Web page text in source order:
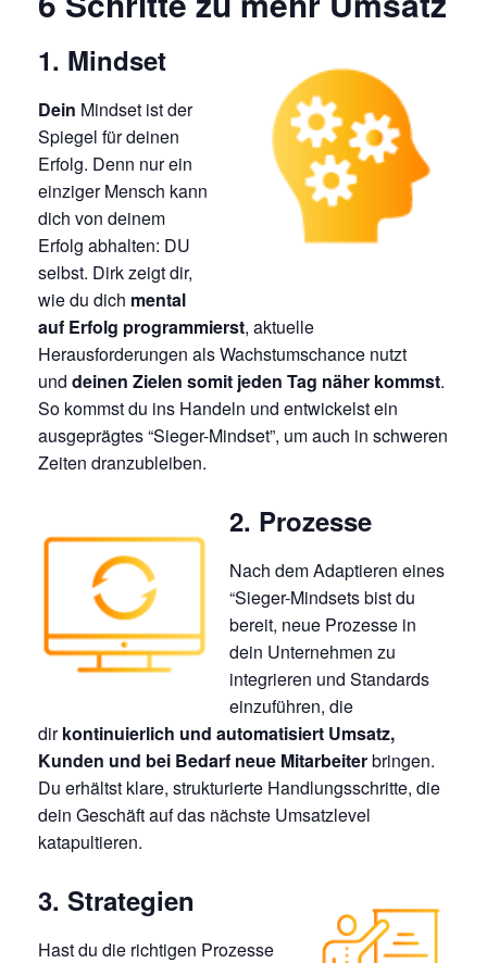
1. Mindset
Dein Mindset ist der
Spiegel für deinen
Erfolg. Denn nur ein
einziger Mensch kann
dich von deinem
Erfolg abhalten: DU
selbst. Dirk zeigt dir,
wie du dich mental
auf Erfolg programmierst, aktuelle
Herausforderungen als Wachstumschance nutzt
und deinen Zielen somit jeden Tag näher kommst.
So kommst du ins Handeln und entwickelst ein
ausgeprägtes “Sieger-Mindset”, um auch in schweren
Zeiten dranzubleiben.
2. Prozesse
Nach dem Adaptieren eines
“Sieger-Mindsets bist du
bereit, neue Prozesse in
dein Unternehmen zu
integrieren und Standards
einzuführen, die
dirkontinuierlich und automatisiert Umsatz,
Kunden und bei Bedarf neue Mitarbeiterbringen.
Du erhältst klare, strukturierte Handlungsschritte, die
dein Geschäft auf das nächste Umsatzlevel
katapultieren.
3. Strategien
Hast du die richtigen Prozesse